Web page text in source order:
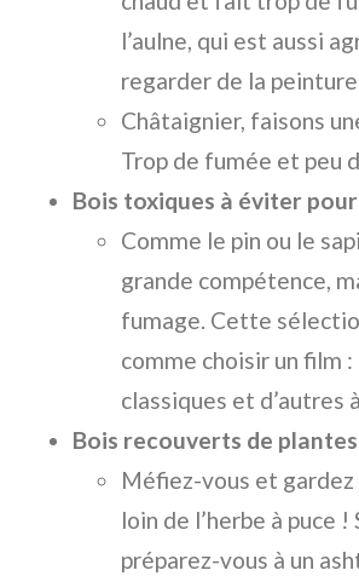
l’aulne, qui est aussi
regarder de la
Châtaignier, faisons
Trop de fumée et peu
Bois toxiques à éviter
Comme le pin ou le
grande compétence,
fumage. Cette
comme choisir un film :
classiques et d’autres
Bois recouverts de
Méfiez-vous et gardez
loin de l’herbe à puce !
préparez-vous à un